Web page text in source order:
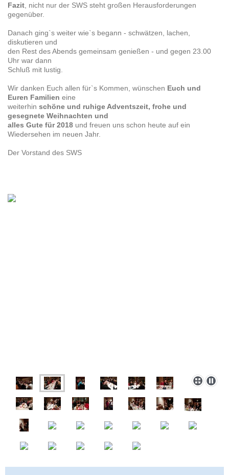
Fazit , nicht nur der SWS steht großen Herausforderungen
gegenüber.
Danach ging`s weiter wie`s begann - schwätzen, lachen,
diskutieren und
den Rest des Abends gemeinsam genießen - und gegen 23.00
Uhr war dann
Schluß mit lustig.
Wir danken Euch allen für`s Kommen, wünschen Euch und
Euren Familien eine
weiterhin schöne und ruhige Adventszeit, frohe und
gesegnete Weihnachten und
alles Gute für 2018 und freuen uns schon heute auf ein
Wiedersehen im neuen Jahr.
Der Vorstand des SWS